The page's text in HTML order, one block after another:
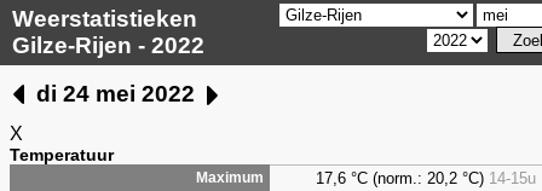
Weerstatistieken
Gilze-Rijen - 2022
di 24 mei 2022
X
Temperatuur
Maximum 17,6 °C (norm.: 20,2 °C) 14-15u